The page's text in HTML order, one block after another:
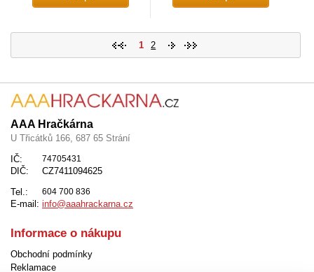
1 2
AAA Hračkárna
U Třicátků 166, 687 65 Strání
IČ:
74705431
DIČ:
CZ7411094625
Tel.:
604 700 836
E-mail: info@aaahrackarna.cz
Informace o nákupu
Obchodní podmínky
Reklamace